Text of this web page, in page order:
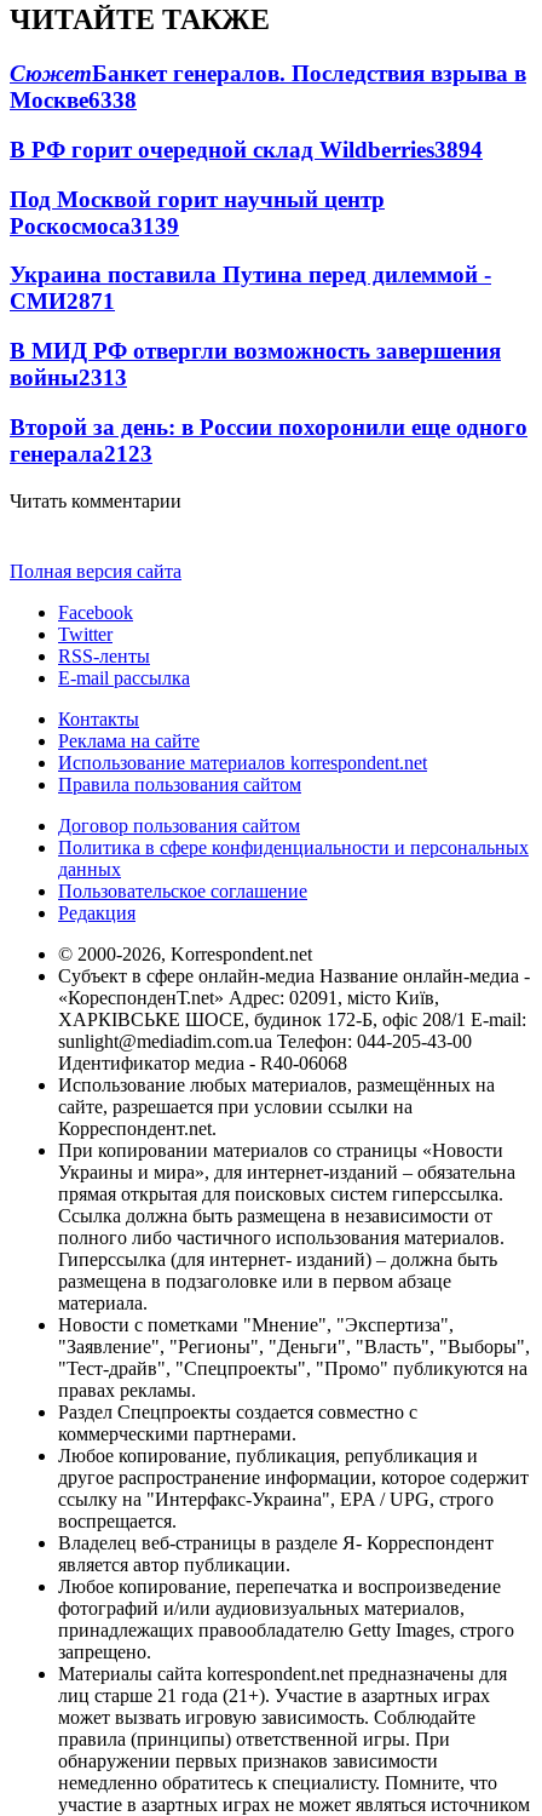
ЧИТАЙТЕ ТАКЖЕ
СюжетБанкет генералов. Последствия взрыва в
Москве6338
В РФ горит очередной склад Wildberries3894
Под Москвой горит научный центр
Роскосмоса3139
Украина поставила Путина перед дилеммой -
СМИ2871
В МИД РФ отвергли возможность завершения
войны2313
Второй за день: в России похоронили еще одного
генерала2123
Читать комментарии
Полная версия сайта
Facebook
Twitter
RSS-ленты
E-mail рассылка
Контакты
Реклама на сайте
Использование материалов korrespondent.net
Правила пользования сайтом
Договор пользования сайтом
Политика в сфере конфиденциальности и персональных
данных
Пользовательское соглашение
Редакция
© 2000-2026, Korrespondent.net
Субъект в сфере онлайн-медиа Название онлайн-медиа -
«КореспонденТ.net» Адрес: 02091, місто Київ,
ХАРКІВСЬКЕ ШОСЕ, будинок 172-Б, офіс 208/1 E-mail:
sunlight@mediadim.com.ua Телефон: 044-205-43-00
Идентификатор медиа - R40-06068
Использование любых материалов, размещённых на
сайте, разрешается при условии ссылки на
Корреспондент.net.
При копировании материалов со страницы «Новости
Украины и мира», для интернет-изданий – обязательна
прямая открытая для поисковых систем гиперссылка.
Ссылка должна быть размещена в независимости от
полного либо частичного использования материалов.
Гиперссылка (для интернет- изданий) – должна быть
размещена в подзаголовке или в первом абзаце
материала.
Новости с пометками "Мнение", "Экспертиза",
"Заявление", "Регионы", "Деньги", "Власть", "Выборы",
"Тест-драйв", "Спецпроекты", "Промо" публикуются на
правах рекламы.
Раздел Спецпроекты создается совместно с
коммерческими партнерами.
Любое копирование, публикация, републикация и
другое распространение информации, которое содержит
ссылку на "Интерфакс-Украина", EPA / UPG, строго
воспрещается.
Владелец веб-страницы в разделе Я- Корреспондент
является автор публикации.
Любое копирование, перепечатка и воспроизведение
фотографий и/или аудиовизуальных материалов,
принадлежащих правообладателю Getty Images, строго
запрещено.
Материалы сайта korrespondent.net предназначены для
лиц старше 21 года (21+). Участие в азартных играх
может вызвать игровую зависимость. Соблюдайте
правила (принципы) ответственной игры. При
обнаружении первых признаков зависимости
немедленно обратитесь к специалисту. Помните, что
участие в азартных играх не может являться источником